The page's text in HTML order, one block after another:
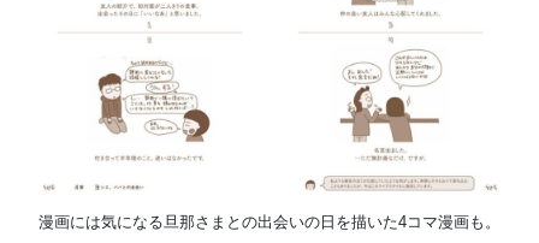
漫画には気になる旦那さまとの出会いの日を描いた4コマ漫画も。